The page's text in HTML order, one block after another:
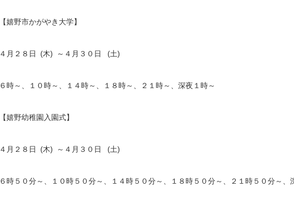
【嬉野市かがやき大学】
４月２８日 (木) ～４月３０日 (土)
６時～、１０時～、１４時～、１８時～、２１時～、深夜１時～
【嬉野幼稚園入園式】
４月２８日 (木) ～４月３０日 (土)
６時５０分～、１０時５０分～、１４時５０分～、１８時５０分～、２１時５０分～、